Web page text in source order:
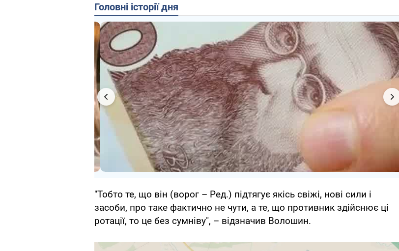
Головні історії дня
"Тобто те, що він (ворог – Ред.) підтягує якісь свіжі, нові сили і
засоби, про таке фактично не чути, а те, що противник здійснює ці
ротації, то це без сумніву", – відзначив Волошин.